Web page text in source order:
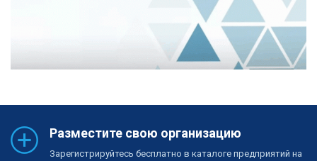
Разместите свою организацию
Зарегистрируйтесь бесплатно в каталоге предприятий на